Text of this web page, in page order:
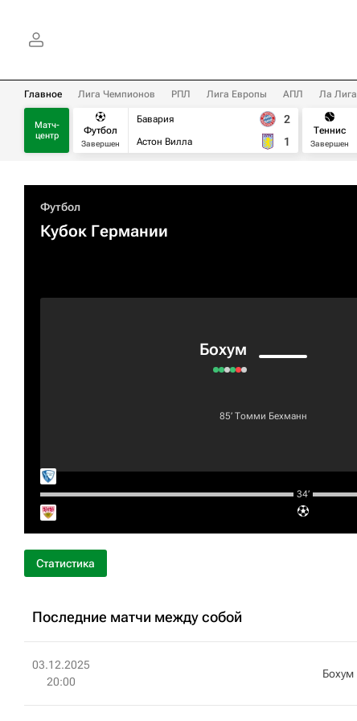
Главное Лига Чемпионов РПЛ Лига Европы АПЛ Ла Лига
Матч-
центр
Футбол
Завершен
Бавария
Астон Вилла
2
1
Теннис
Завершен
Футбол
Кубок Германии
Бохум
85‎’‎ Томми Бехманн
34‎’‎
Статистика
Последние матчи между собой
03.12.2025
20:00
Бохум